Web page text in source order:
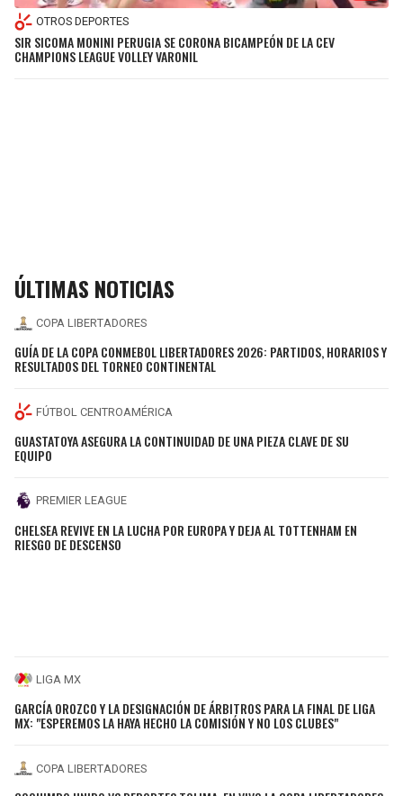
OTROS DEPORTES
SIR SICOMA MONINI PERUGIA SE CORONA BICAMPEÓN DE LA CEV
CHAMPIONS LEAGUE VOLLEY VARONIL
ÚLTIMAS NOTICIAS
COPA LIBERTADORES
GUÍA DE LA COPA CONMEBOL LIBERTADORES 2026: PARTIDOS, HORARIOS Y
RESULTADOS DEL TORNEO CONTINENTAL
FÚTBOL CENTROAMÉRICA
GUASTATOYA ASEGURA LA CONTINUIDAD DE UNA PIEZA CLAVE DE SU
EQUIPO
PREMIER LEAGUE
CHELSEA REVIVE EN LA LUCHA POR EUROPA Y DEJA AL TOTTENHAM EN
RIESGO DE DESCENSO
LIGA MX
GARCÍA OROZCO Y LA DESIGNACIÓN DE ÁRBITROS PARA LA FINAL DE LIGA
MX: "ESPEREMOS LA HAYA HECHO LA COMISIÓN Y NO LOS CLUBES"
COPA LIBERTADORES